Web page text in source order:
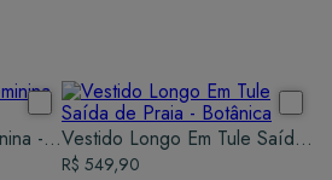
-
Vestido Longo Em Tule Saída
de Praia - Botânica
R$ 549,90